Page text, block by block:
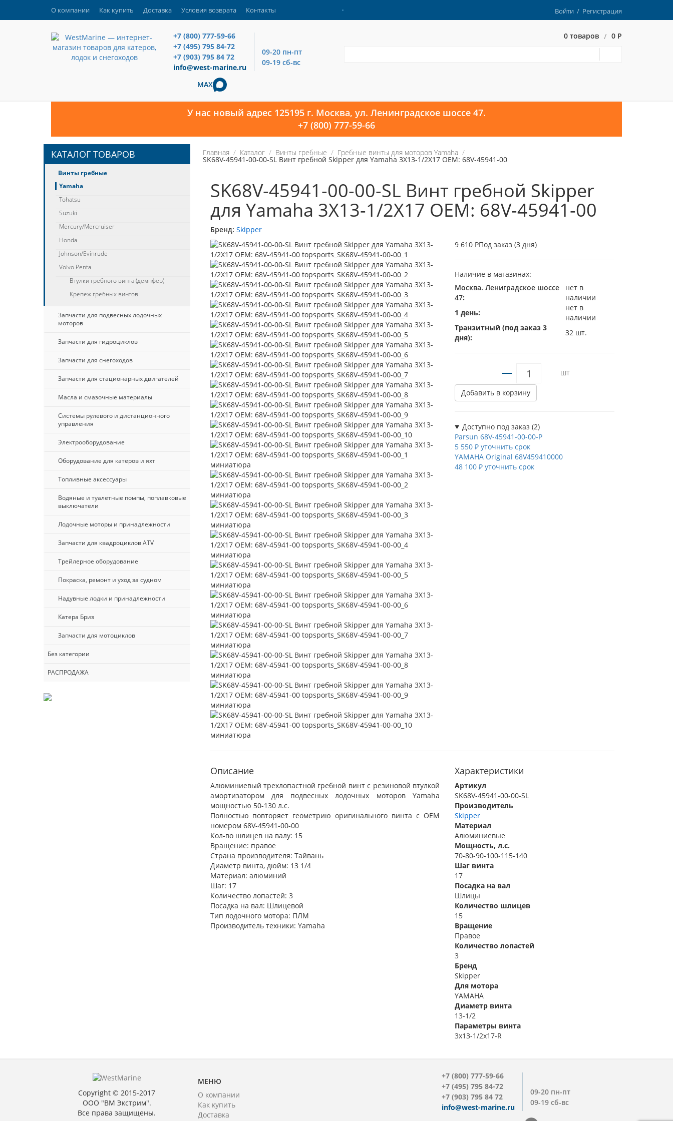
О компании Как купить Доставка Условия возврата Контакты Войти / Регистрация
+7 (800) 777-59-66
+7 (495) 795 84-72
+7 (903) 795 84 72
info@west-marine.ru
09-20 пн-пт
09-19 сб-вс
MAX
0 товаров / 0 Р
У нас новый адрес 125195 г. Москва, ул. Ленинградское шоссе 47.
+7 (800) 777-59-66
Главная Каталог Винты гребные Гребные винты для моторов Yamaha
SK68V-45941-00-00-SL Винт гребной Skipper для Yamaha 3X13-1/2X17 OEM: 68V-45941-00
SK68V-45941-00-00-SL Винт гребной Skipper
для Yamaha 3X13-1/2X17 OEM: 68V-45941-00
Бренд: Skipper
9 610 РПод заказ (3 дня)
Наличие в магазинах:
Москва. Лениградское шоссе
47:
нет в
наличии
1 день:
нет в
наличии
Транзитный (под заказ 3
дня):
32 шт.
ШТ
Добавить в корзину
Доступно под заказ (2)
Parsun 68V-45941-00-00-P
5 550 ₽ уточнить срок
YAMAHA Original 68V459410000
48 100 ₽ уточнить срок
Описание
Алюминиевый трехлопастной гребной винт с резиновой втулкой
амортизатором для подвесных лодочных моторов Yamaha
мощностью 50-130 л.с.
Полностью повторяет геометрию оригинального винта с OEM
номером 68V-45941-00-00
Кол-во шлицев на валу: 15
Вращение: правое
Страна производителя: Тайвань
Диаметр винта, дюйм: 13 1/4
Материал: алюминий
Шаг: 17
Количество лопастей: 3
Посадка на вал: Шлицевой
Тип лодочного мотора: ПЛМ
Производитель техники: Yamaha
Характеристики
Артикул
SK68V-45941-00-00-SL
Производитель
Skipper
Материал
Алюминиевые
Мощность, л.с.
70-80-90-100-115-140
Шаг винта
17
Посадка на вал
Шлицы
Количество шлицев
15
Вращение
Правое
Количество лопастей
3
Бренд
Skipper
Для мотора
YAMAHA
Диаметр винта
13-1/2
Параметры винта
3x13-1/2x17-R
КАТАЛОГ ТОВАРОВ
Винты гребные
Yamaha
Tohatsu
Suzuki
Mercury/Mercruiser
Honda
Johnson/Evinrude
Volvo Penta
Втулки гребного винта (демпфер)
Крепеж гребных винтов
Запчасти для подвесных лодочных
моторов
Запчасти для гидроциклов
Запчасти для снегоходов
Запчасти для стационарных двигателей
Масла и смазочные материалы
Системы рулевого и дистанционного
управления
Электрооборудование
Оборудование для катеров и яхт
Топливные аксессуары
Водяные и туалетные помпы, поплавковые
выключатели
Лодочные моторы и принадлежности
Запчасти для квадроциклов ATV
Трейлерное оборудование
Покраска, ремонт и уход за судном
Надувные лодки и принадлежности
Катера Бриз
Запчасти для мотоциклов
Без категории
РАСПРОДАЖА
Copyright © 2015-2017
ООО "ВМ Экстрим".
Все права защищены.
МЕНЮ
О компании
Как купить
Доставка
+7 (800) 777-59-66
+7 (495) 795 84-72
+7 (903) 795 84 72
info@west-marine.ru
09-20 пн-пт
09-19 сб-вс